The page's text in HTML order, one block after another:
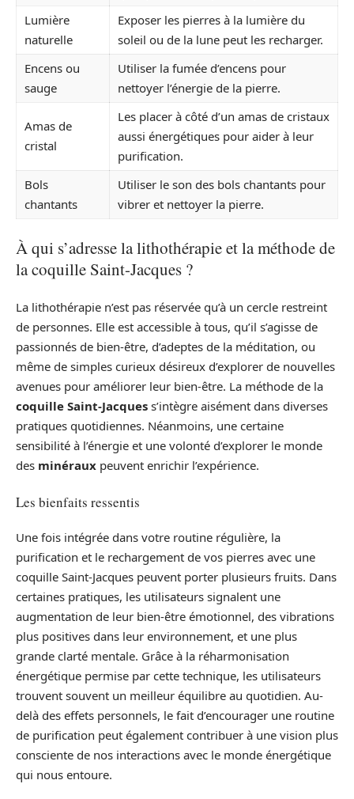
Lumière
naturelle
Exposer les pierres à la lumière du
soleil ou de la lune peut les recharger.
Encens ou
sauge
Utiliser la fumée d’encens pour
nettoyer l’énergie de la pierre.
Amas de
cristal
Les placer à côté d’un amas de cristaux
aussi énergétiques pour aider à leur
purification.
Bols
chantants
Utiliser le son des bols chantants pour
vibrer et nettoyer la pierre.
À qui s’adresse la lithothérapie et la méthode de
la coquille Saint-Jacques ?
La lithothérapie n’est pas réservée qu’à un cercle restreint
de personnes. Elle est accessible à tous, qu’il s’agisse de
passionnés de bien-être, d’adeptes de la méditation, ou
même de simples curieux désireux d’explorer de nouvelles
avenues pour améliorer leur bien-être. La méthode de la
coquille Saint-Jacques s’intègre aisément dans diverses
pratiques quotidiennes. Néanmoins, une certaine
sensibilité à l’énergie et une volonté d’explorer le monde
des minéraux peuvent enrichir l’expérience.
Les bienfaits ressentis
Une fois intégrée dans votre routine régulière, la
purification et le rechargement de vos pierres avec une
coquille Saint-Jacques peuvent porter plusieurs fruits. Dans
certaines pratiques, les utilisateurs signalent une
augmentation de leur bien-être émotionnel, des vibrations
plus positives dans leur environnement, et une plus
grande clarté mentale. Grâce à la réharmonisation
énergétique permise par cette technique, les utilisateurs
trouvent souvent un meilleur équilibre au quotidien. Au-
delà des effets personnels, le fait d’encourager une routine
de purification peut également contribuer à une vision plus
consciente de nos interactions avec le monde énergétique
qui nous entoure.